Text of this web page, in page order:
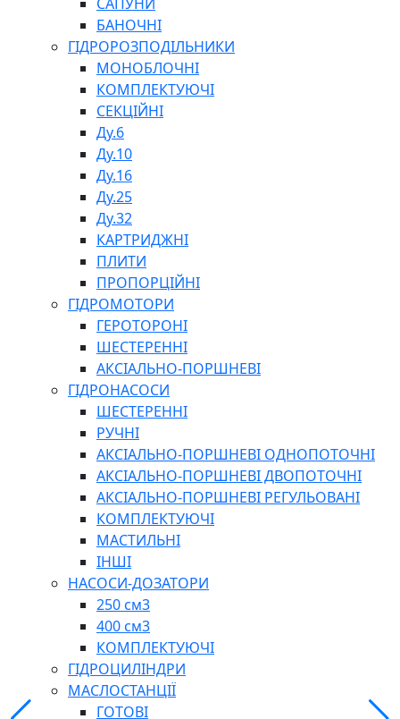
СПЕЦІАЛЬНІ
ОЛИВИ
ГЕРМЕТИКИ
ЗМАЗКИ
КЛЕЇ, ЦЕМЕНТИ, ЕПОКСИДКИ
РЕМОНТ ГІДРОЦИЛІНДРІВ
БОРЕКС, ЕО
БАНОЧНІ
ГІДРОРОЗПОДІЛЬНИКИ
МОНОБЛОЧНІ
КОМПЛЕКТУЮЧІ
СЕКЦІЙНІ
Ду.6
Ду.10
Ду.16
Ду.25
Ду.32
КАРТРИДЖНІ
ПЛИТИ
ПРОПОРЦІЙНІ
ГІДРОМОТОРИ
ГЕРОТОРОНІ
ШЕСТЕРЕННІ
АКСІАЛЬНО-ПОРШНЕВІ
ГІДРОНАСОСИ
ШЕСТЕРЕННІ
РУЧНІ
АКСІАЛЬНО-ПОРШНЕВІ ОДНОПОТОЧНІ
АКСІАЛЬНО-ПОРШНЕВІ ДВОПОТОЧНІ
АКСІАЛЬНО-ПОРШНЕВІ РЕГУЛЬОВАНІ
КОМПЛЕКТУЮЧІ
МАСТИЛЬНІ
ІНШІ
НАСОСИ-ДОЗАТОРИ
250 см3
400 см3
КОМПЛЕКТУЮЧІ
ГІДРОЦИЛІНДРИ
МАСЛОСТАНЦІЇ
ГОТОВІ